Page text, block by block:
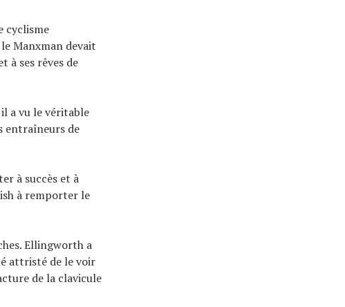
cyclisme
Manxman devait
à ses rêves de
a vu le véritable
entraîneurs de
à succès et à
à remporter le
Ellingworth a
attristé de le voir
de la clavicule